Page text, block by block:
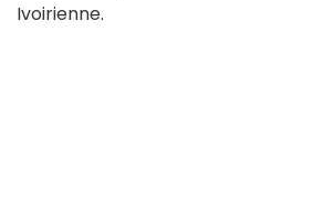
Ivoirienne.